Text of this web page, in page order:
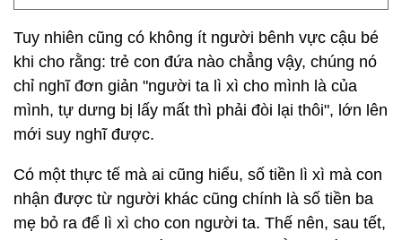
Tuy nhiên cũng có không ít người bênh vực cậu bé
khi cho rằng: trẻ con đứa nào chẳng vậy, chúng nó
chỉ nghĩ đơn giản "người ta lì xì cho mình là của
mình, tự dưng bị lấy mất thì phải đòi lại thôi", lớn lên
mới suy nghĩ được.
Có một thực tế mà ai cũng hiểu, số tiền lì xì mà con
nhận được từ người khác cũng chính là số tiền ba
mẹ bỏ ra để lì xì cho con người ta. Thế nên, sau tết,